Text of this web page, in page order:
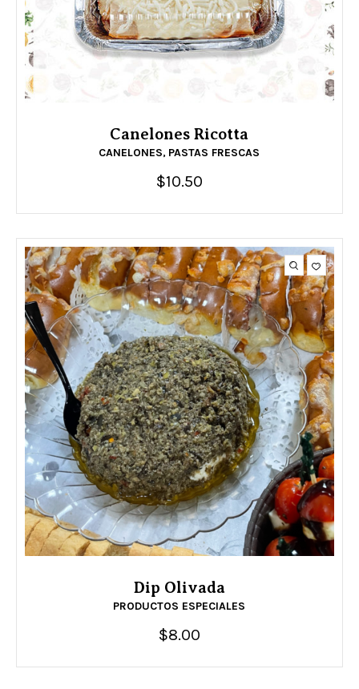
Canelones Ricotta
CANELONES, PASTAS FRESCAS
$10.50
Dip Olivada
PRODUCTOS ESPECIALES
$8.00